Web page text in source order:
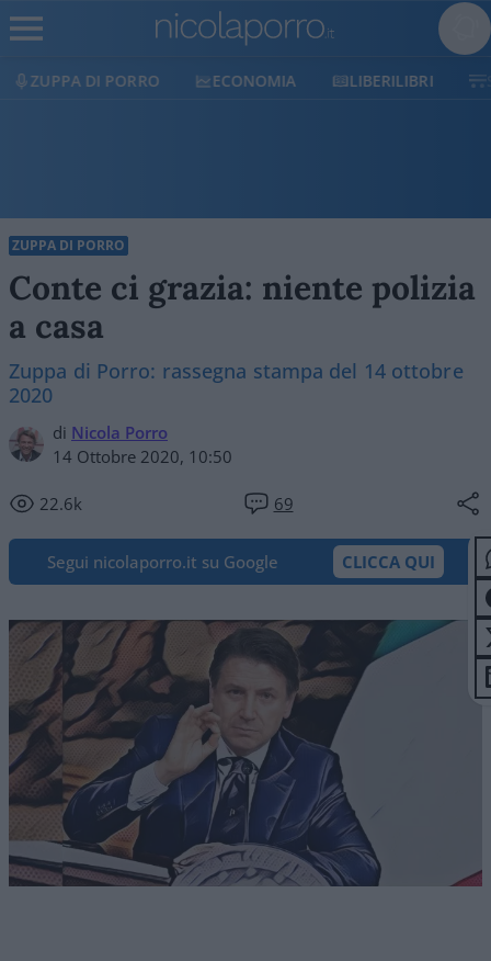
ECONOMIA LIBERILIBRI SHOP SOSTIENICI
ZUPPA DI PORRO
Conte ci grazia: niente polizia
a casa
Zuppa di Porro: rassegna stampa del 14 ottobre
2020
di Nicola Porro
14 Ottobre 2020, 10:50
22.6k 69
Segui nicolaporro.it su Google CLICCA QUI